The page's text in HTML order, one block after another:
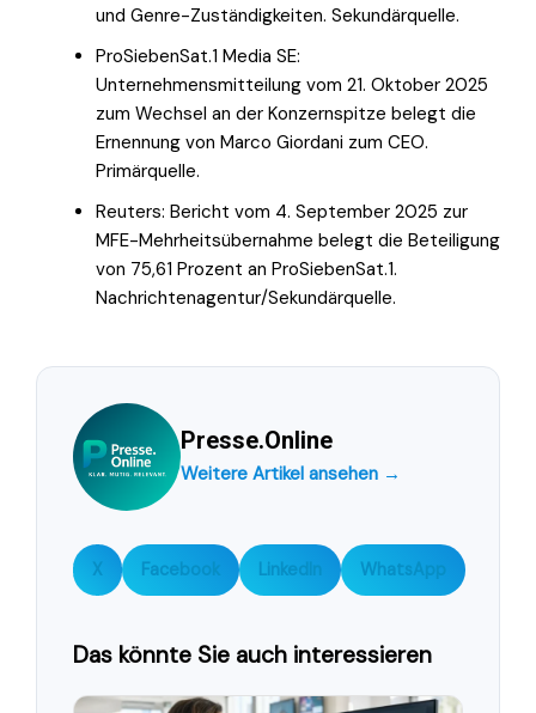
und Genre-Zuständigkeiten. Sekundärquelle.
ProSiebenSat.1 Media SE:
Unternehmensmitteilung vom 21. Oktober 2025
zum Wechsel an der Konzernspitze belegt die
Ernennung von Marco Giordani zum CEO.
Primärquelle.
Reuters: Bericht vom 4. September 2025 zur
MFE-Mehrheitsübernahme belegt die Beteiligung
von 75,61 Prozent an ProSiebenSat.1.
Nachrichtenagentur/Sekundärquelle.
Presse.Online
Weitere Artikel ansehen →
X Facebook LinkedIn WhatsApp
Das könnte Sie auch interessieren